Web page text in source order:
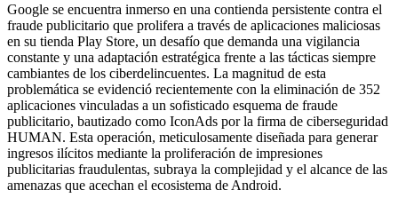
Google se encuentra inmerso en una contienda persistente contra el
fraude publicitario que prolifera a través de aplicaciones maliciosas
en su tienda Play Store, un desafío que demanda una vigilancia
constante y una adaptación estratégica frente a las tácticas siempre
cambiantes de los ciberdelincuentes. La magnitud de esta
problemática se evidenció recientemente con la eliminación de 352
aplicaciones vinculadas a un sofisticado esquema de fraude
publicitario, bautizado como IconAds por la firma de ciberseguridad
HUMAN. Esta operación, meticulosamente diseñada para generar
ingresos ilícitos mediante la proliferación de impresiones
publicitarias fraudulentas, subraya la complejidad y el alcance de las
amenazas que acechan el ecosistema de Android.